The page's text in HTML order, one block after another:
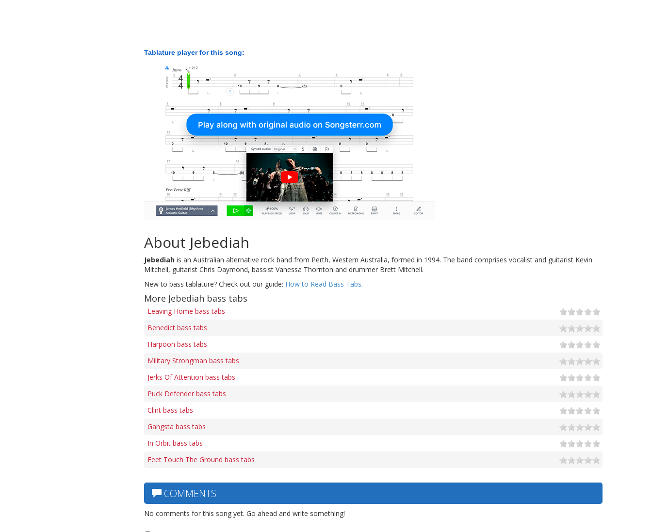
Tablature player for this song:
About Jebediah
Jebediah is an Australian alternative rock band from Perth, Western Australia, formed in 1994. The band comprises vocalist and guitarist Kevin
Mitchell, guitarist Chris Daymond, bassist Vanessa Thornton and drummer Brett Mitchell.
New to bass tablature? Check out our guide: How to Read Bass Tabs.
More Jebediah bass tabs
Leaving Home bass tabs
Benedict bass tabs
Harpoon bass tabs
Military Strongman bass tabs
Jerks Of Attention bass tabs
Puck Defender bass tabs
Clint bass tabs
Gangsta bass tabs
In Orbit bass tabs
Feet Touch The Ground bass tabs
COMMENTS
No comments for this song yet. Go ahead and write something!